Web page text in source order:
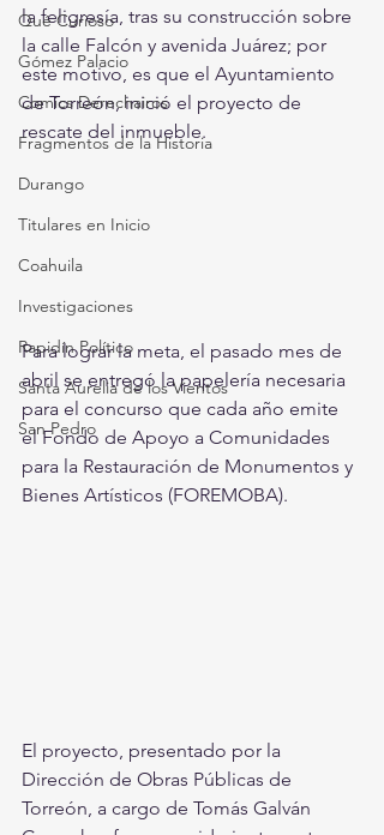
Qué Curioso
Gómez Palacio
Comics Derechairos
Fragmentos de la Historia
Durango
Titulares en Inicio
Coahuila
Investigaciones
Rapidín Político
Santa Aurelia de los Vientos
San Pedro
la feligresía, tras su construcción sobre
la calle Falcón y avenida Juárez; por
este motivo, es que el Ayuntamiento
de Torreón, inició el proyecto de
rescate del inmueble.
Para lograr la meta, el pasado mes de
abril se entregó la papelería necesaria
para el concurso que cada año emite
el Fondo de Apoyo a Comunidades
para la Restauración de Monumentos y
Bienes Artísticos (FOREMOBA).
El proyecto, presentado por la
Dirección de Obras Públicas de
Torreón, a cargo de Tomás Galván